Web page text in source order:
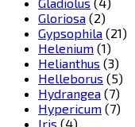
Gloriosa (2)
Gypsophila (21)
Helenium (1)
Helianthus (3)
Helleborus (5)
Hydrangea (7)
Hypericum (7)
Iris (4)